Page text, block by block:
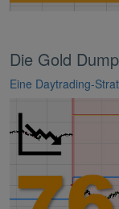
Die Gold
Eine Daytrading-